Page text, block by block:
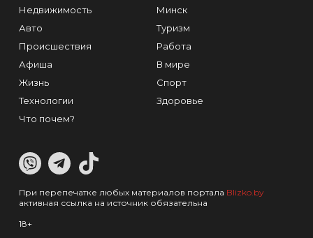
Недвижимость
Авто
Происшествия
Афиша
Жизнь
Технологии
Что почем?
Минск
Туризм
Работа
В мире
Спорт
Здоровье
При перепечатке любых материалов портала Blizko.by
активная ссылка на источник обязательна
18+